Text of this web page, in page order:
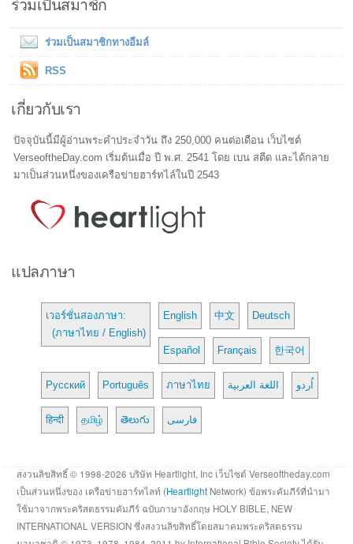
ร่วมเป็นสมาชิกทางอีมล์
RSS
เกี่ยวกับเรา
ปัจจุบันนี้มีผู้อ่านพระคำประจำวัน ถึง 250,000 คนต่อเดือน เว็บไซต์
VerseoftheDay.com เริ่มต้นเมื่อ ปี พ.ศ. 2541 โดย เบน สตีด และได้กลาย
มาเป็นส่วนหนึ่งของเครือข่ายฮาร์ทไล์ในปี 2543
แปลภาษา
เวอร์ชั่นสองภาษา:
(ภาษาไทย / English)
English 中文 Deutsch
Español Français 한국어
Русский Português ภาษาไทย اللغة العربية اُردو
हिन्दी தமிழ் తెలుగు فارسی
สงวนลิขสิทธิ์ © 1998-2026 บริษัท Heartlight, Inc เว็บไซต์ Verseoftheday.com
เป็นส่วนหนึ่งของ เครือข่ายฮาร์ทไลท์ (Heartlight Network) ข้อพระคัมภีร์ที่นำมา
ใช้มาจากพระคริสตธรรมคัมภีร์ ฉบับภาษาอังกฤษ HOLY BIBLE, NEW
INTERNATIONAL VERSION ซึ่งสงวนลิขสิทธิ์โดยสมาคมพระคริสตธรรม